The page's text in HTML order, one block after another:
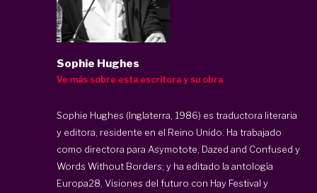
Sophie Hughes
Ve más sobre esta escritora y su obra
Sophie Hughes (Inglaterra, 1986) es traductora literaria
y editora, residente en el Reino Unido. Ha trabajado
como directora para Asymotote, Dazed and Confused y
Words Without Borders; y ha editado la antología
Europa28, Visiones del futuro con Hay Festival y